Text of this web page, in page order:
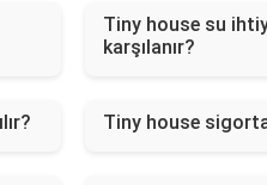
Tiny house su
karşılanır?
Tiny house sigorta